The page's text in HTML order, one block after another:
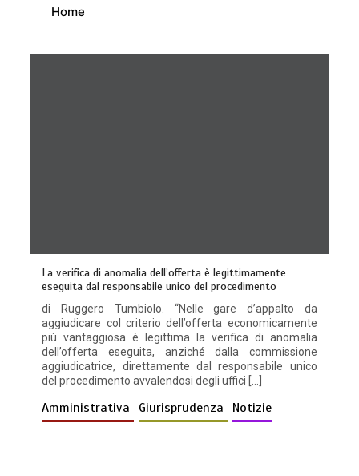
Home
La verifica di anomalia dell’offerta è legittimamente
eseguita dal responsabile unico del procedimento
di Ruggero Tumbiolo. “Nelle gare d’appalto da
aggiudicare col criterio dell’offerta economicamente
più vantaggiosa è legittima la verifica di anomalia
dell’offerta eseguita, anziché dalla commissione
aggiudicatrice, direttamente dal responsabile unico
del procedimento avvalendosi degli uffici […]
Amministrativa Giurisprudenza Notizie